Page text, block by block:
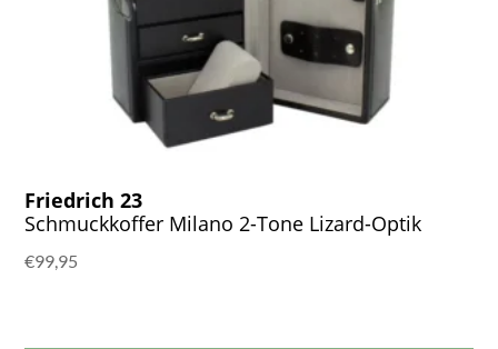
Friedrich 23
Schmuckkoffer Milano 2-Tone Lizard-Optik
€99,95